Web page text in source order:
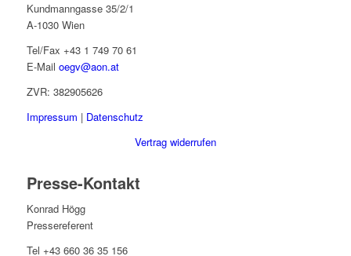
Kundmanngasse 35/2/1
A-1030 Wien
Tel/Fax +43 1 749 70 61
E-Mail oegv@aon.at
ZVR: 382905626
Impressum | Datenschutz
Vertrag widerrufen
Presse-Kontakt
Konrad Högg
Pressereferent
Tel +43 660 36 35 156